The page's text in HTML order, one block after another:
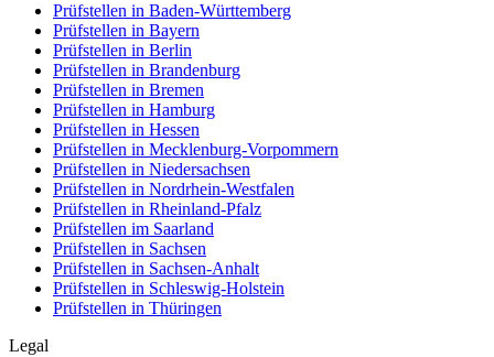
Prüfstellen in Baden-Württemberg
Prüfstellen in Bayern
Prüfstellen in Berlin
Prüfstellen in Brandenburg
Prüfstellen in Bremen
Prüfstellen in Hamburg
Prüfstellen in Hessen
Prüfstellen in Mecklenburg-Vorpommern
Prüfstellen in Niedersachsen
Prüfstellen in Nordrhein-Westfalen
Prüfstellen in Rheinland-Pfalz
Prüfstellen im Saarland
Prüfstellen in Sachsen
Prüfstellen in Sachsen-Anhalt
Prüfstellen in Schleswig-Holstein
Prüfstellen in Thüringen
Legal